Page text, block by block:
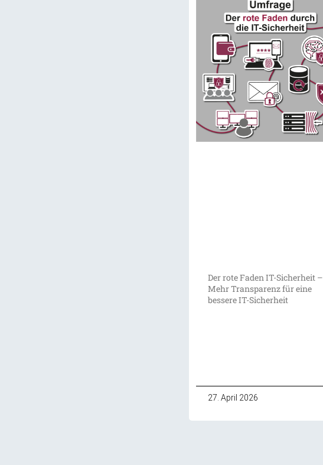
Der rote Faden IT-Sicherheit –
Mehr Transparenz für eine
bessere IT-Sicherheit
27. April 2026